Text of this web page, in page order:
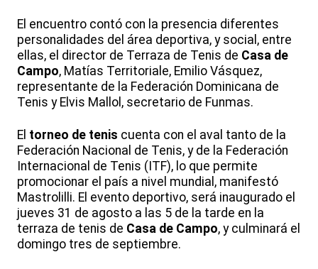
El encuentro contó con la presencia diferentes
personalidades del área deportiva, y social, entre
ellas, el director de Terraza de Tenis de Casa de
Campo, Matías Territoriale, Emilio Vásquez,
representante de la Federación Dominicana de
Tenis y Elvis Mallol, secretario de Funmas.
El torneo de tenis cuenta con el aval tanto de la
Federación Nacional de Tenis, y de la Federación
Internacional de Tenis (ITF), lo que permite
promocionar el país a nivel mundial, manifestó
Mastrolilli. El evento deportivo, será inaugurado el
jueves 31 de agosto a las 5 de la tarde en la
terraza de tenis de Casa de Campo, y culminará el
domingo tres de septiembre.